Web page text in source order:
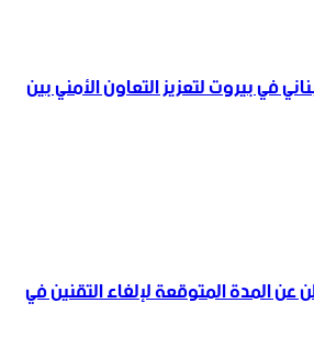
في بيروت لتعزيز التعاون ‏الأمني ‏بين
عن المدة المتوقعة لإلغاء التقنين في